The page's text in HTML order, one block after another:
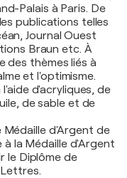
Palais à Paris. De
publications telles
Journal Ouest
Braun etc. À
des thèmes liés à
et l'optimisme.
d'acryliques, de
de sable et de
Médaille d'Argent de
à la Médaille d'Argent
le Diplôme de